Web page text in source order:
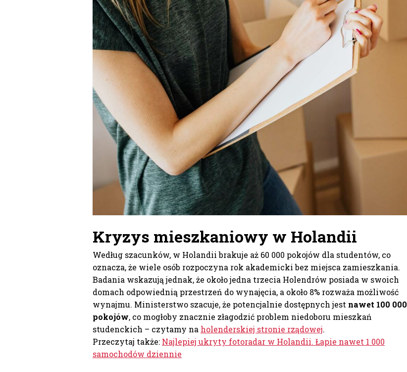
Kryzys mieszkaniowy w Holandii
Według szacunków, w Holandii brakuje aż 60 000 pokojów dla studentów, co
oznacza, że wiele osób rozpoczyna rok akademicki bez miejsca zamieszkania.
Badania wskazują jednak, że około jedna trzecia Holendrów posiada w swoich
domach odpowiednią przestrzeń do wynajęcia, a około 8% rozważa możliwość
wynajmu. Ministerstwo szacuje, że potencjalnie dostępnych jest nawet 100 000
pokojów, co mogłoby znacznie złagodzić problem niedoboru mieszkań
studenckich – czytamy na holenderskiej stronie rządowej.
Przeczytaj także: Najlepiej ukryty fotoradar w Holandii. Łapie nawet 1 000
samochodów dziennie